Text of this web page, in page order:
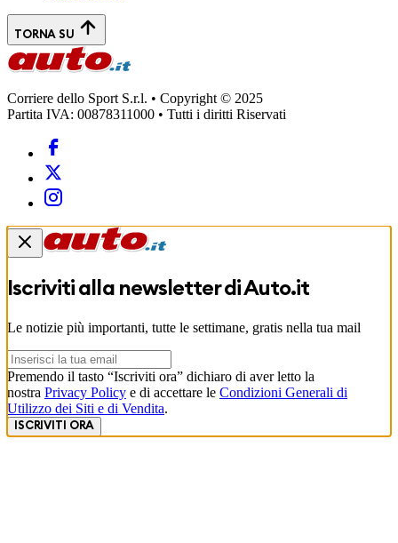
TORNA SU
Corriere dello Sport S.r.l. • Copyright © 2025
Partita IVA: 00878311000 • Tutti i diritti Riservati
Iscriviti alla newsletter diAuto.it
Le notizie più importanti, tutte le settimane, gratis nella tua mail
Premendo il tasto “Iscriviti ora” dichiaro di aver letto la
nostra Privacy Policy e di accettare le Condizioni Generali di
Utilizzo dei Siti e di Vendita.
ISCRIVITI ORA